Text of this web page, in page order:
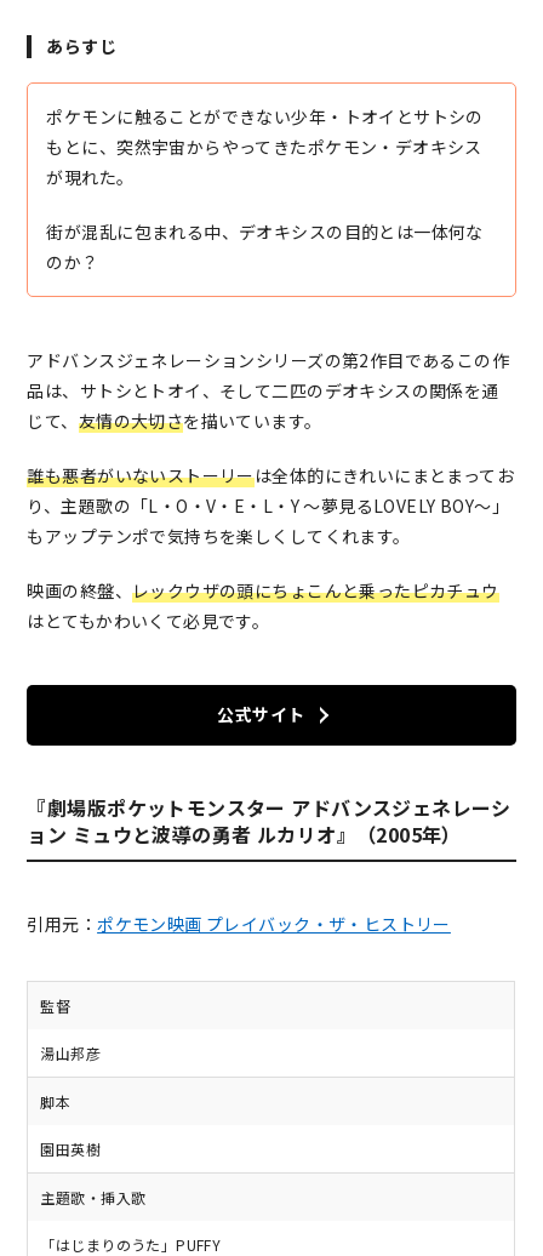
あらすじ
ポケモンに触ることができない少年・トオイとサトシの
もとに、突然宇宙からやってきたポケモン・デオキシス
が現れた。
街が混乱に包まれる中、デオキシスの目的とは一体何な
のか？
アドバンスジェネレーションシリーズの第2作目であるこの作
品は、サトシとトオイ、そして二匹のデオキシスの関係を通
じて、 友情の大切さを描いています。
誰も悪者がいないストーリーは全体的にきれいにまとまってお
り、主題歌の「L・O・V・E・L・Y 〜夢見るLOVELY BOY〜」
もアップテンポで気持ちを楽しくしてくれます。
映画の終盤、 レックウザの頭にちょこんと乗ったピカチュウ
はとてもかわいくて必見です。
公式サイト
『劇場版ポケットモンスター アドバンスジェネレーシ
ョン ミュウと波導の勇者 ルカリオ』（2005年）
引用元：ポケモン映画 プレイバック・ザ・ヒストリー
監督
湯山邦彦
脚本
園田英樹
主題歌・挿入歌
「はじまりのうた」PUFFY